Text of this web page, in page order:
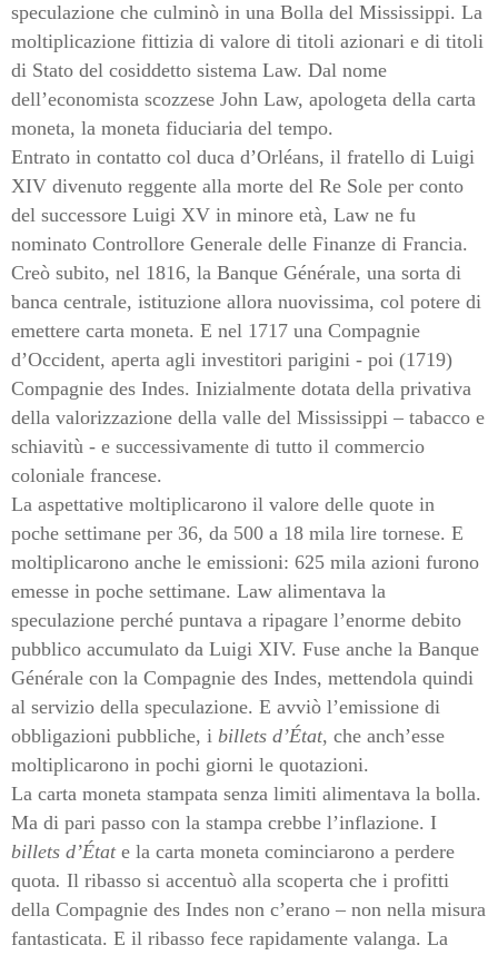
speculazione che culminò in una Bolla del Mississippi. La
moltiplicazione fittizia di valore di titoli azionari e di titoli
di Stato del cosiddetto sistema Law. Dal nome
dell’economista scozzese John Law, apologeta della carta
moneta, la moneta fiduciaria del tempo.
Entrato in contatto col duca d’Orléans, il fratello di Luigi
XIV divenuto reggente alla morte del Re Sole per conto
del successore Luigi XV in minore età, Law ne fu
nominato Controllore Generale delle Finanze di Francia.
Creò subito, nel 1816, la Banque Générale, una sorta di
banca centrale, istituzione allora nuovissima, col potere di
emettere carta moneta. E nel 1717 una Compagnie
d’Occident, aperta agli investitori parigini - poi (1719)
Compagnie des Indes. Inizialmente dotata della privativa
della valorizzazione della valle del Mississippi – tabacco e
schiavitù - e successivamente di tutto il commercio
coloniale francese.
La aspettative moltiplicarono il valore delle quote in
poche settimane per 36, da 500 a 18 mila lire tornese. E
moltiplicarono anche le emissioni: 625 mila azioni furono
emesse in poche settimane. Law alimentava la
speculazione perché puntava a ripagare l’enorme debito
pubblico accumulato da Luigi XIV. Fuse anche la Banque
Générale con la Compagnie des Indes, mettendola quindi
al servizio della speculazione. E avviò l’emissione di
obbligazioni pubbliche, i billets d’État, che anch’esse
moltiplicarono in pochi giorni le quotazioni.
La carta moneta stampata senza limiti alimentava la bolla.
Ma di pari passo con la stampa crebbe l’inflazione. I
billets d’État e la carta moneta cominciarono a perdere
quota. Il ribasso si accentuò alla scoperta che i profitti
della Compagnie des Indes non c’erano – non nella misura
fantasticata. E il ribasso fece rapidamente valanga. La